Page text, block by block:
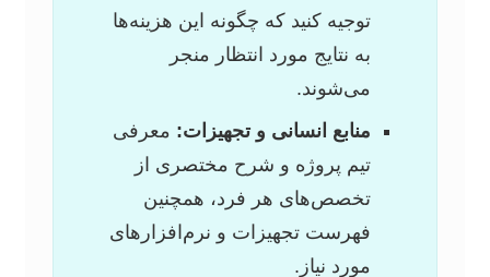
توجیه کنید که چگونه این هزینه‌ها
به نتایج مورد انتظار منجر
می‌شوند.
منابع انسانی و تجهیزات: معرفی
تیم پروژه و شرح مختصری از
تخصص‌های هر فرد، همچنین
فهرست تجهیزات و نرم‌افزارهای
مورد نیاز.